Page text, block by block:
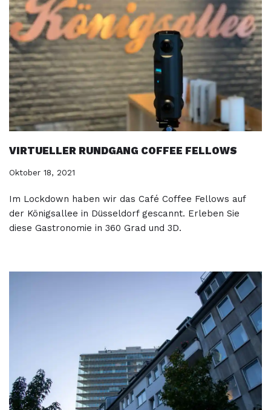
VIRTUELLER RUNDGANG COFFEE FELLOWS
Oktober 18, 2021
Im Lockdown haben wir das Café Coffee Fellows auf
der Königsallee in Düsseldorf gescannt. Erleben Sie
diese Gastronomie in 360 Grad und 3D.